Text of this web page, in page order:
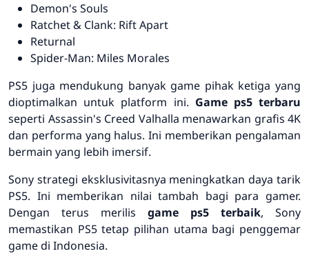
Demon's Souls
Ratchet & Clank: Rift Apart
Returnal
Spider-Man: Miles Morales
PS5 juga mendukung banyak game pihak ketiga yang
dioptimalkan untuk platform ini. Game ps5 terbaru
seperti Assassin's Creed Valhalla menawarkan grafis 4K
dan performa yang halus. Ini memberikan pengalaman
bermain yang lebih imersif.
Sony strategi eksklusivitasnya meningkatkan daya tarik
PS5. Ini memberikan nilai tambah bagi para gamer.
Dengan terus merilis game ps5 terbaik, Sony
memastikan PS5 tetap pilihan utama bagi penggemar
game di Indonesia.